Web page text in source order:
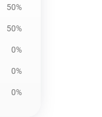
50%
50%
0%
0%
0%